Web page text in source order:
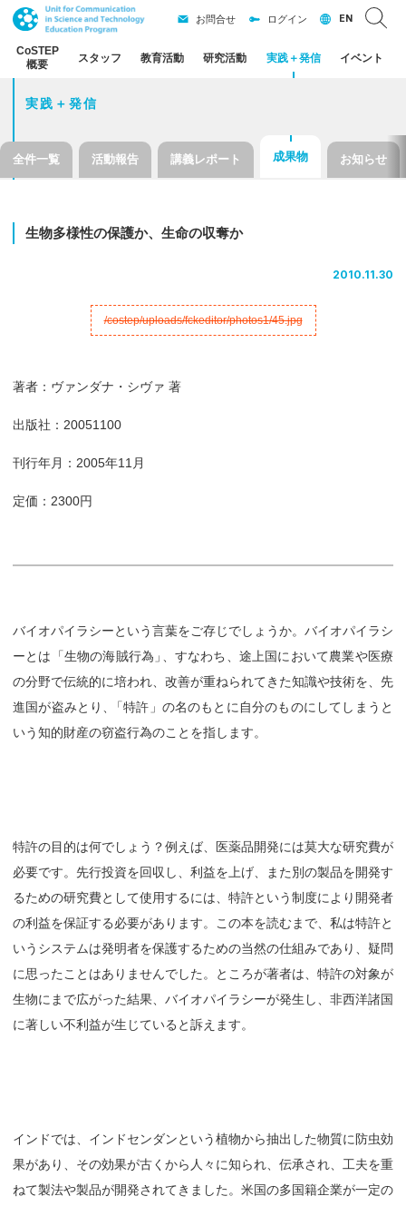
CoSTEP
概要
スタッフ 教育活動 研究活動 実践＋発信 イベント
お問合せ ログイン EN
実践＋発信
全件一覧 活動報告 講義レポート 成果物 お知らせ
生物多様性の保護か、 生命の収奪か
2010.11.30
著者：ヴァンダナ・シヴァ 著
出版社：20051100
刊行年月：2005年11月
定価：2300円
バイオパイラシーという言葉をご存じでしょうか。バイオパイラシ
ーとは「生物の海賊行為 」
、すなわち、途上国において農業や医療
の分野で伝統的に培われ、改善が重ねられてきた知識や技術を、先
進国が盗みとり
「特許」の名のもとに自分のものにしてしまうと
いう知的財産の窃盗行為のことを指します。
特許の目的は何でしょう？例えば、医薬品開発には莫大な研究費が
必要です。先行投資を回収し、利益を上げ、また別の製品を開発す
るための研究費として使用するには、特許という制度により開発者
の利益を保証する必要があります。この本を読むまで、私は特許と
いうシステムは発明者を保護するための当然の仕組みであり、疑問
に思ったことはありませんでした。ところが著者は、特許の対象が
生物にまで広がった結果、バイオパイラシーが発生し、非西洋諸国
に著しい不利益が生じていると訴えます。
インドでは、インドセンダンという植物から抽出した物質に防虫効
果があり、その効果が古くから人々に知られ、伝承され、工夫を重
ねて製法や製品が開発されてきました。米国の多国籍企業が一定の